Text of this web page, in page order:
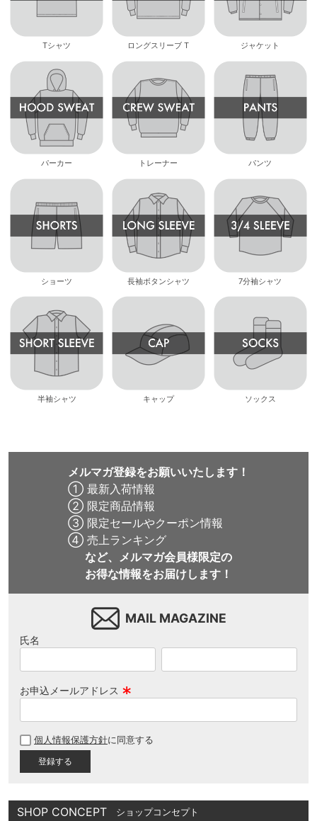
Tシャツ ロングスリーブ T ジャケット
パーカー トレーナー パンツ
ショーツ 長袖ボタンシャツ 7分袖シャツ
半袖シャツ キャップ ソックス
メルマガ登録をお願いいたします！
① 最新入荷情報
② 限定商品情報
③ 限定セールやクーポン情報
④ 売上ランキング
など、メルマガ会員様限定の
お得な情報をお届けします！
MAIL MAGAZINE
氏名
お申込メールアドレス
須
個人情報保護方針に同意する
SHOP CONCEPT ショップコンセプト